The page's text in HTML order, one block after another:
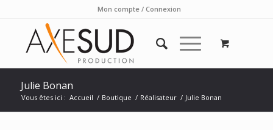
Mon compte / Connexion
Julie Bonan
Vous êtes ici : Accueil / Boutique / Réalisateur / Julie Bonan